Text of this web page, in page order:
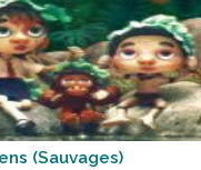
(Sauvages)